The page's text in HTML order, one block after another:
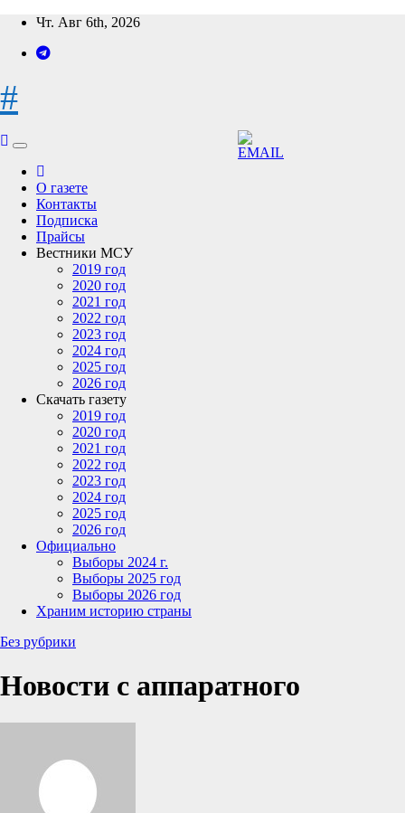
Перейти
содержимому
Чт. Авг 6th, 2026
#
О газете
Контакты
Подписка
Прайсы
Вестники МСУ
2019 год
2020 год
2021 год
2022 год
2023 год
2024 год
2025 год
2026 год
Скачать газету
2019 год
2020 год
2021 год
2022 год
2023 год
2024 год
2025 год
2026 год
Официально
Выборы 2024 г.
Выборы 2025 год
Выборы 2026 год
Храним историю страны
Без рубрики
Новости с аппаратного